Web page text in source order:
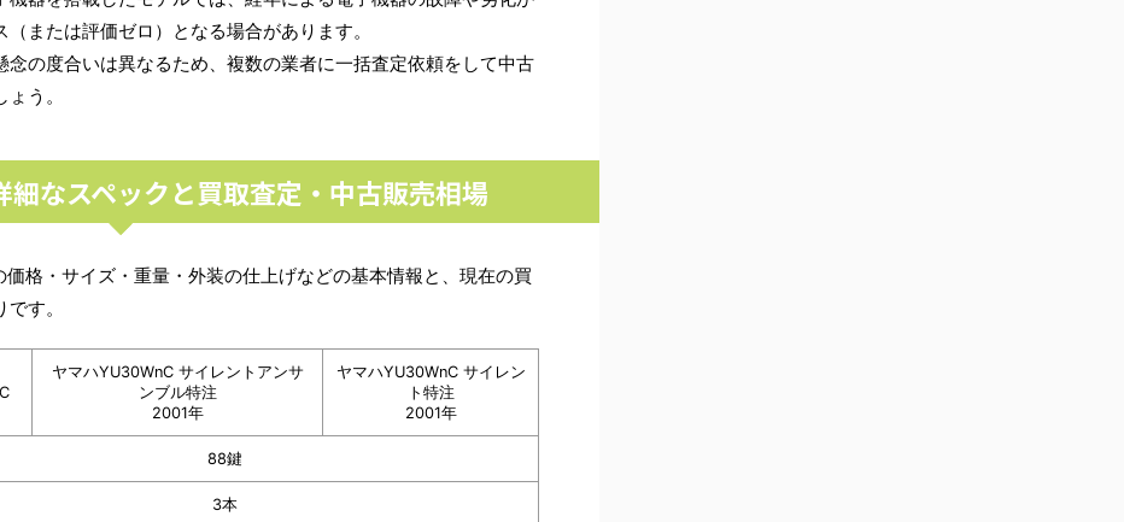
または評価ゼロ）となる場合があります。
の度合いは異なるため、複数の業者に一括査定依頼をして中古
う。
なスペックと買取査定・中古販売相場
格・サイズ・重量・外装の仕上げなどの基本情報と、現在の買
す。
ヤマハYU30WnC サイレントアンサ
ンブル特注
2001年
ヤマハYU30WnC サイレン
ト特注
2001年
88鍵
3本